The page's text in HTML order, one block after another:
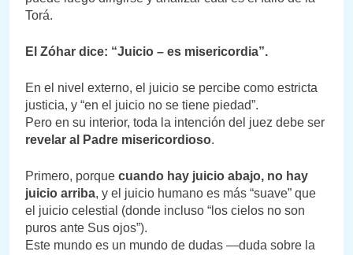
Torá.
El Zóhar dice: “Juicio – es misericordia”.
En el nivel externo, el juicio se percibe como estricta
justicia, y “en el juicio no se tiene piedad”.
Pero en su interior, toda la intención del juez debe ser
revelar al Padre misericordioso.
Primero, porque cuando hay juicio abajo, no hay
juicio arriba, y el juicio humano es más “suave” que
el juicio celestial (donde incluso “los cielos no son
puros ante Sus ojos”).
Este mundo es un mundo de dudas —duda sobre la